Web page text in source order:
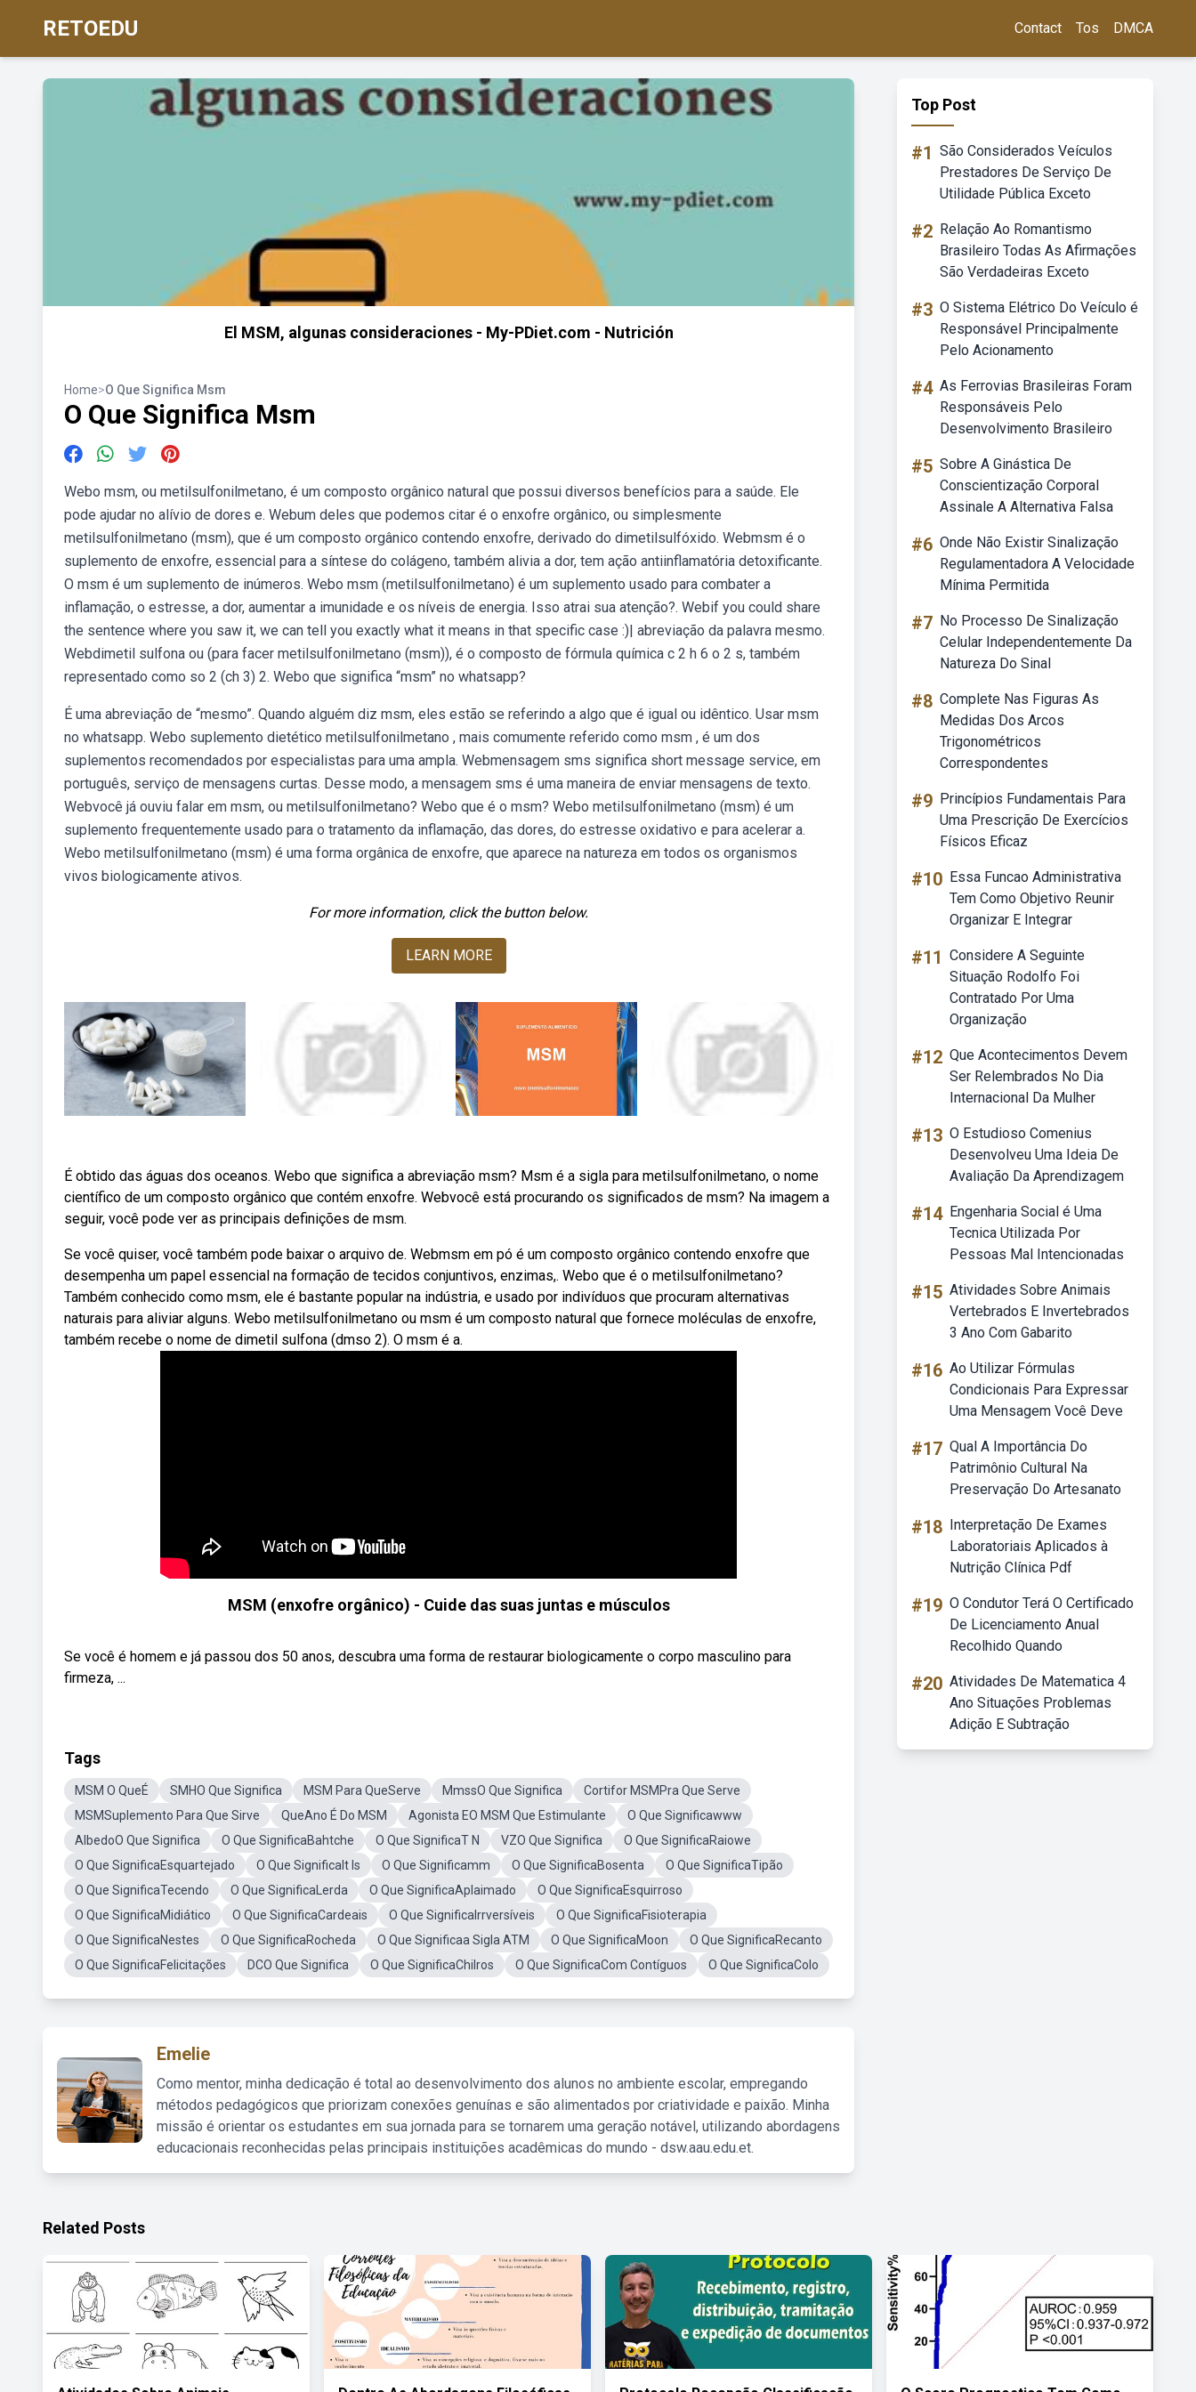
RETOEDU Contact Tos DMCA
El MSM, algunas consideraciones - My-PDiet.com - Nutrición
Home>O Que Significa Msm
O Que Significa Msm
Webo msm, ou metilsulfonilmetano, é um composto orgânico natural que possui diversos benefícios para a saúde. Ele
pode ajudar no alívio de dores e. Webum deles que podemos citar é o enxofre orgânico, ou simplesmente
metilsulfonilmetano (msm), que é um composto orgânico contendo enxofre, derivado do dimetilsulfóxido. Webmsm é o
suplemento de enxofre, essencial para a síntese do colágeno, também alivia a dor, tem ação antiinflamatória detoxificante.
O msm é um suplemento de inúmeros. Webo msm (metilsulfonilmetano) é um suplemento usado para combater a
inflamação, o estresse, a dor, aumentar a imunidade e os níveis de energia. Isso atrai sua atenção?. Webif you could share
the sentence where you saw it, we can tell you exactly what it means in that specific case :)| abreviação da palavra mesmo.
Webdimetil sulfona ou (para facer metilsulfonilmetano (msm)), é o composto de fórmula química c 2 h 6 o 2 s, também
representado como so 2 (ch 3) 2. Webo que significa “msm” no whatsapp?
É uma abreviação de “mesmo”. Quando alguém diz msm, eles estão se referindo a algo que é igual ou idêntico. Usar msm
no whatsapp. Webo suplemento dietético metilsulfonilmetano , mais comumente referido como msm , é um dos
suplementos recomendados por especialistas para uma ampla. Webmensagem sms significa short message service, em
português, serviço de mensagens curtas. Desse modo, a mensagem sms é uma maneira de enviar mensagens de texto.
Webvocê já ouviu falar em msm, ou metilsulfonilmetano? Webo que é o msm? Webo metilsulfonilmetano (msm) é um
suplemento frequentemente usado para o tratamento da inflamação, das dores, do estresse oxidativo e para acelerar a.
Webo metilsulfonilmetano (msm) é uma forma orgânica de enxofre, que aparece na natureza em todos os organismos
vivos biologicamente ativos.
For more information, click the button below.
LEARN MORE
É obtido das águas dos oceanos. Webo que significa a abreviação msm? Msm é a sigla para metilsulfonilmetano, o nome
científico de um composto orgânico que contém enxofre. Webvocê está procurando os significados de msm? Na imagem a
seguir, você pode ver as principais definições de msm.
Se você quiser, você também pode baixar o arquivo de. Webmsm em pó é um composto orgânico contendo enxofre que
desempenha um papel essencial na formação de tecidos conjuntivos, enzimas,. Webo que é o metilsulfonilmetano?
Também conhecido como msm, ele é bastante popular na indústria, e usado por indivíduos que procuram alternativas
naturais para aliviar alguns. Webo metilsulfonilmetano ou msm é um composto natural que fornece moléculas de enxofre,
também recebe o nome de dimetil sulfona (dmso 2). O msm é a.
MSM (enxofre orgânico) - Cuide das suas juntas e músculos
Se você é homem e já passou dos 50 anos, descubra uma forma de restaurar biologicamente o corpo masculino para
firmeza, ...
Tags
MSM O QueÉ SMHO Que Significa MSM Para QueServe MmssO Que Significa
Cortifor MSMPra Que Serve
MSMSuplemento Para Que Sirve
QueAno É Do MSM Agonista EO MSM Que Estimulante
O Que Significawww
AlbedoO Que Significa
O Que SignificaBahtche O Que SignificaT N VZO Que Significa
O Que SignificaRaiowe
O Que SignificaEsquartejado
O Que SignificaIt Is O Que Significamm O Que SignificaBosenta
O Que SignificaTipão
O Que SignificaTecendo
O Que SignificaLerda O Que SignificaAplaimado
O Que SignificaEsquirroso
O Que SignificaMidiático
O Que SignificaCardeais O Que SignificaIrrversíveis
O Que SignificaFisioterapia
O Que SignificaNestes
O Que SignificaRocheda O Que Significaa Sigla ATM O Que SignificaMoon
O Que SignificaRecanto
O Que SignificaFelicitações
DCO Que Significa O Que SignificaChilros O Que SignificaCom Contíguos O Que SignificaColo
Emelie
Como mentor, minha dedicação é total ao desenvolvimento dos alunos no ambiente escolar, empregando
métodos pedagógicos que priorizam conexões genuínas e são alimentados por criatividade e paixão. Minha
missão é orientar os estudantes em sua jornada para se tornarem uma geração notável, utilizando abordagens
educacionais reconhecidas pelas principais instituições acadêmicas do mundo - dsw.aau.edu.et.
Top Post
#1 São Considerados Veículos
Prestadores De Serviço De
Utilidade Pública Exceto
#2 Relação Ao Romantismo
Brasileiro Todas As Afirmações
São Verdadeiras Exceto
#3 O Sistema Elétrico Do Veículo é
Responsável Principalmente
Pelo Acionamento
#4 As Ferrovias Brasileiras Foram
Responsáveis Pelo
Desenvolvimento Brasileiro
#5 Sobre A Ginástica De
Conscientização Corporal
Assinale A Alternativa Falsa
#6 Onde Não Existir Sinalização
Regulamentadora A Velocidade
Mínima Permitida
#7 No Processo De Sinalização
Celular Independentemente Da
Natureza Do Sinal
#8 Complete Nas Figuras As
Medidas Dos Arcos
Trigonométricos
Correspondentes
#9 Princípios Fundamentais Para
Uma Prescrição De Exercícios
Físicos Eficaz
#10 Essa Funcao Administrativa
Tem Como Objetivo Reunir
Organizar E Integrar
#11 Considere A Seguinte
Situação Rodolfo Foi
Contratado Por Uma
Organização
#12 Que Acontecimentos Devem
Ser Relembrados No Dia
Internacional Da Mulher
#13 O Estudioso Comenius
Desenvolveu Uma Ideia De
Avaliação Da Aprendizagem
#14 Engenharia Social é Uma
Tecnica Utilizada Por
Pessoas Mal Intencionadas
#15 Atividades Sobre Animais
Vertebrados E Invertebrados
3 Ano Com Gabarito
#16 Ao Utilizar Fórmulas
Condicionais Para Expressar
Uma Mensagem Você Deve
#17 Qual A Importância Do
Patrimônio Cultural Na
Preservação Do Artesanato
#18 Interpretação De Exames
Laboratoriais Aplicados à
Nutrição Clínica Pdf
#19 O Condutor Terá O Certificado
De Licenciamento Anual
Recolhido Quando
#20 Atividades De Matematica 4
Ano Situações Problemas
Adição E Subtração
Related Posts